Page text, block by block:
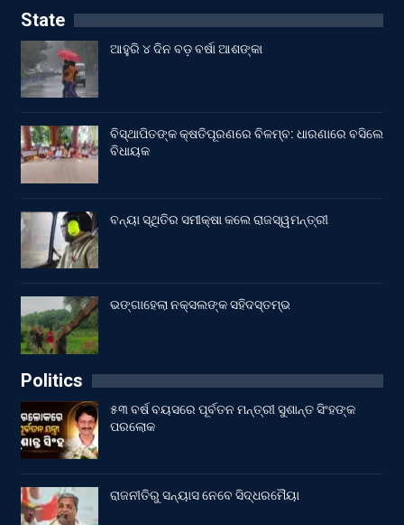
State
ଆହୁରି ୪ ଦିନ ବଡ଼ ବର୍ଷା ଆଶଙ୍କା
ବିସ୍ଥାପିତଙ୍କ କ୍ଷତିପୂରଣରେ ବିଳମ୍ବ: ଧାରଣାରେ ବସିଲେ
ବିଧାୟକ
ବନ୍ୟା ସ୍ଥିତିର ସମୀକ୍ଷା କଲେ ରାଜସ୍ୱମନ୍ତ୍ରୀ
ଭଙ୍ଗାହେଲା ନକ୍ସଲଙ୍କ ସହିଦସ୍ତମ୍ଭ
Politics
୫୩ ବର୍ଷ ବୟସରେ ପୂର୍ବତନ ମନ୍ତ୍ରୀ ସୁଶାନ୍ତ ସିଂହଙ୍କ
ପରଲୋକ
ରାଜନୀତିରୁ ସନ୍ୟାସ ନେବେ ସିଦ୍ଧରମୈୟା